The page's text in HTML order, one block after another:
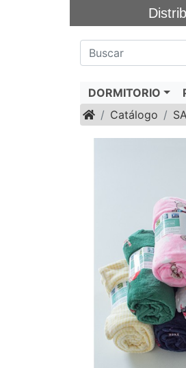
DORMITORIO
InicioCatálogo